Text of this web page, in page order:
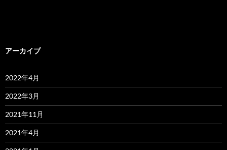
アーカイブ
2022年4月
2022年3月
2021年11月
2021年4月